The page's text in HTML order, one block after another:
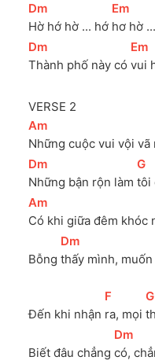
[Dm
Hờ hớ hờ ... hớ
[Em
hơ hờ
[Dm
Thành phố này có
[Em
vui
VERSE 2
[
Am
Những cuộc vui vội vã
[Dm
Những bận rộn làm
[
G
tôi
[
Am
Có khi giữa đêm khóc
Bỗng
[Dm
thấy mình, muốn
Đến khi nhận
[F
ra, mọi
[
G
Biết đâu chẳng
[Dm
có,